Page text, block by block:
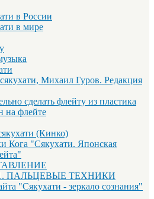
в России
в мире
Михаил Гуров. Редакция
сделать флейту из пластика
на флейте
(Кинко)
Кога "Сякухати. Японская
ПАЛЬЦЕВЫЕ ТЕХНИКИ
"Сякухати - зеркало сознания"